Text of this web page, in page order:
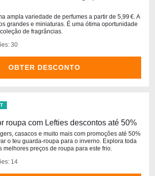
ampla variedade de perfumes a partir de 5,99 €. A
grandes e miniaturas. É uma ótima oportunidade
de fragrâncias.
30
OBTER DESCONTO
roupa com Lefties descontos até 50%
casacos e muito mais com promoções até 50%
o teu guarda-roupa para o inverno. Explora toda
melhores preços de roupa para este frio.
14